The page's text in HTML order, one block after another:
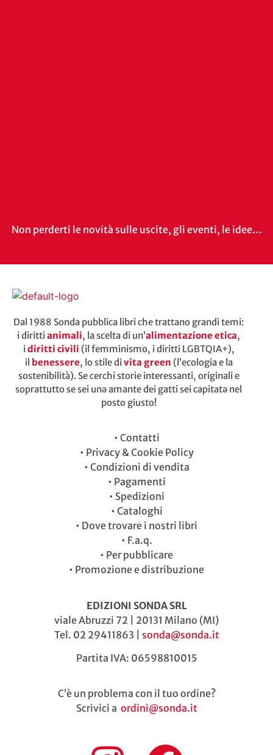
Non perderti le novità sulle uscite, gli eventi, le idee…
Dal 1988 Sonda pubblica libri che trattano grandi temi:
i dirittianimali, la scelta di un’alimentazione etica,
idiritti civili (il femminismo, i diritti LGBTQIA+),
il benessere, lo stile divita green (l’ecologia e la
sostenibilità). Se cerchi storie interessanti, originali e
soprattutto se sei unə amante dei gatti sei capitatə nel
posto giusto!
• Contatti
• Privacy & Cookie Policy
• Condizioni di vendita
• Pagamenti
• Spedizioni
• Cataloghi
• Dove trovare i nostri libri
• F.a.q.
• Per pubblicare
• Promozione e distribuzione
EDIZIONI SONDA SRL
viale Abruzzi 72 | 20131 Milano (MI)
Tel. 02 29411863 | sonda@sonda.it
Partita IVA: 06598810015
C’è un problema con il tuo ordine?
Scrivici a ordini@sonda.it